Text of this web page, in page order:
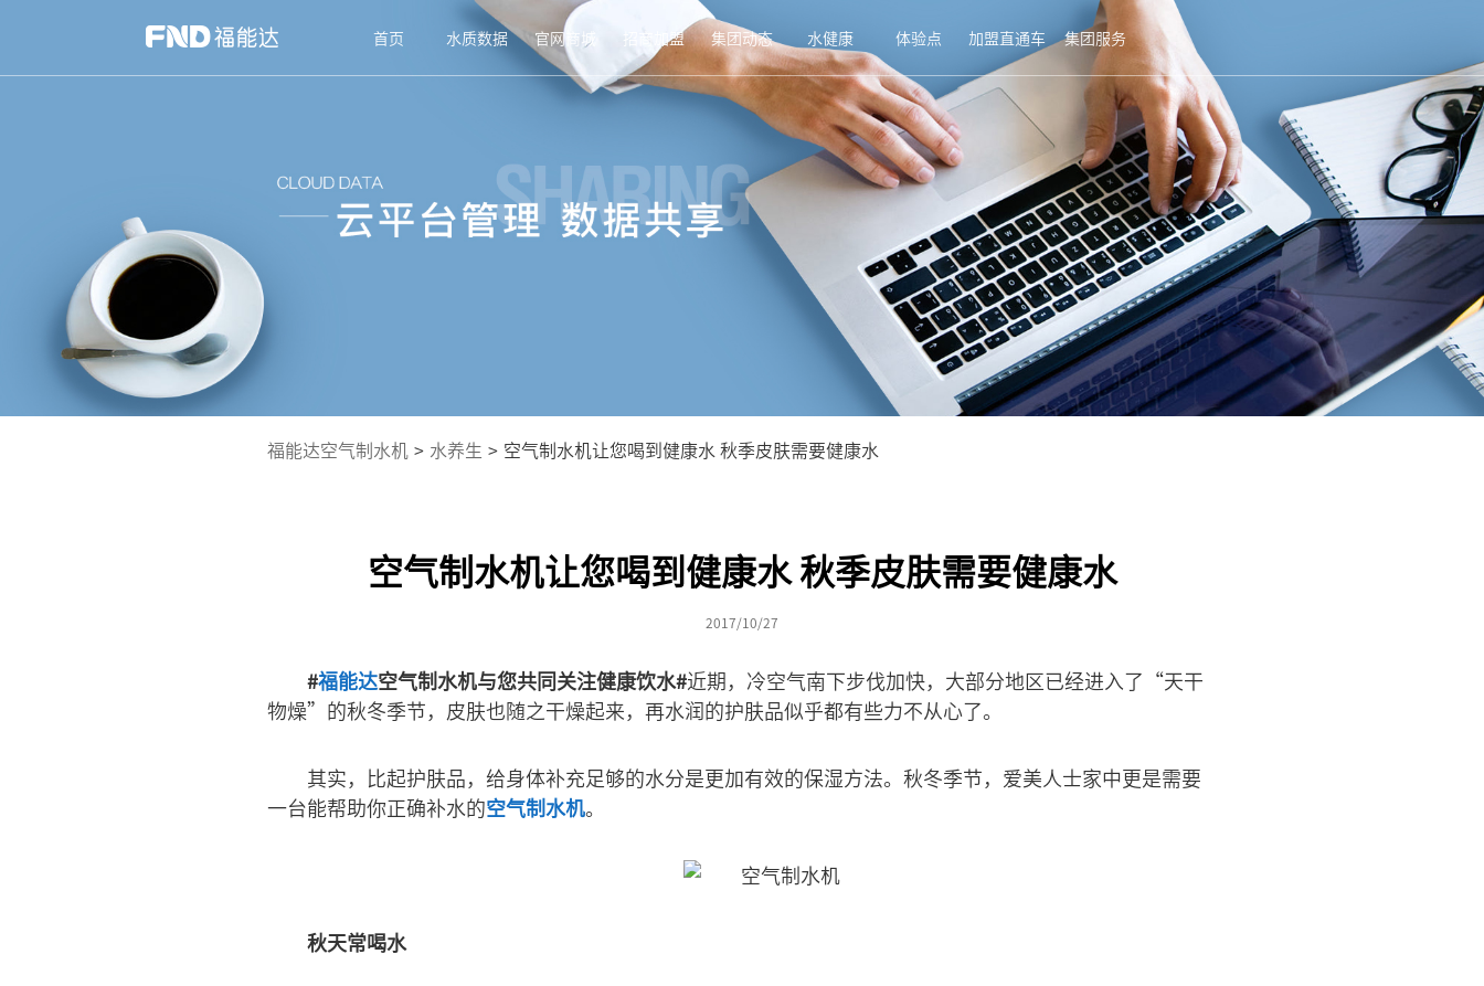
首页 水质数据 官网商城 招商加盟 集团动态 水健康 体验点 加盟直通车 集团服务
福能达空气制水机 > 水养生 > 空气制水机让您喝到健康水 秋季皮肤需要健康水
空气制水机让您喝到健康水 秋季皮肤需要健康水
2017/10/27
#福能达空气制水机与您共同关注健康饮水#近期，冷空气南下步伐加快，大部分地区已经进入了“天干
物燥”的秋冬季节，皮肤也随之干燥起来，再水润的护肤品似乎都有些力不从心了。
其实，比起护肤品，给身体补充足够的水分是更加有效的保湿方法。秋冬季节，爱美人士家中更是需要
一台能帮助你正确补水的空气制水机。
秋天常喝水